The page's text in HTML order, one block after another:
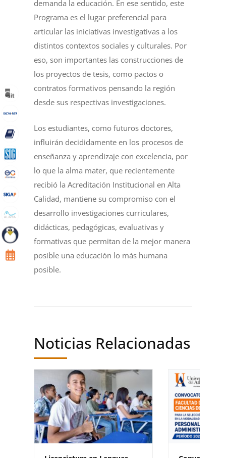
demanda la educación. En ese sentido, este
Programa es el lugar preferencial para
articular las iniciativas investigativas a los
distintos contextos sociales y culturales. Por
eso, son importantes las construcciones de
los proyectos de tesis, como pactos o
contratos formativos pensando la región
desde sus respectivas investigaciones.
Los estudiantes, como futuros doctores,
influirán decididamente en los procesos de
enseñanza y aprendizaje con excelencia, por
lo que la alma mater, que recientemente
recibió la Acreditación Institucional en Alta
Calidad, mantiene su compromiso con el
desarrollo investigaciones curriculares,
didácticas, pedagógicas, evaluativas y
formativas que permitan de la mejor manera
posible una educación lo más humana
posible.
Noticias Relacionadas